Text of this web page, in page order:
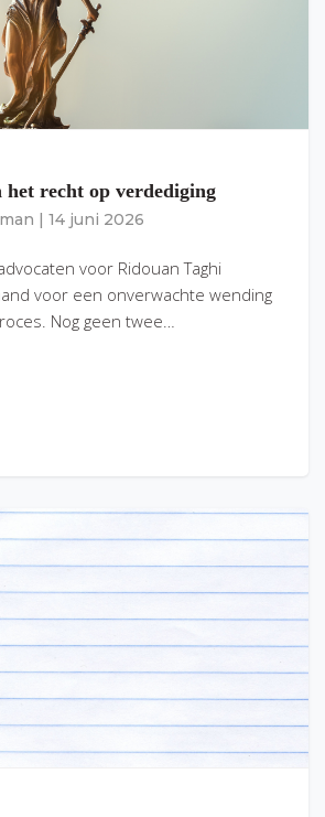
het recht op verdediging
14 juni 2026
voor Ridouan Taghi
voor een onverwachte wending
Nog geen twee…